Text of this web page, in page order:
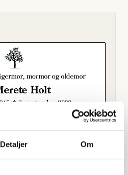
Detaljer Om